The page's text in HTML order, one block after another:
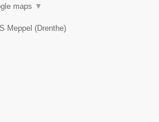
maps ▼
Meppel (Drenthe)